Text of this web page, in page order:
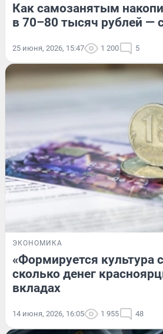
Как самозанятым
в 70–80 тысяч рублей —
25 июня, 2026, 15:47 1 200 5
ЭКОНОМИКА
«Формируется культура
сколько денег
вкладах
14 июня, 2026, 16:05 1 955 48